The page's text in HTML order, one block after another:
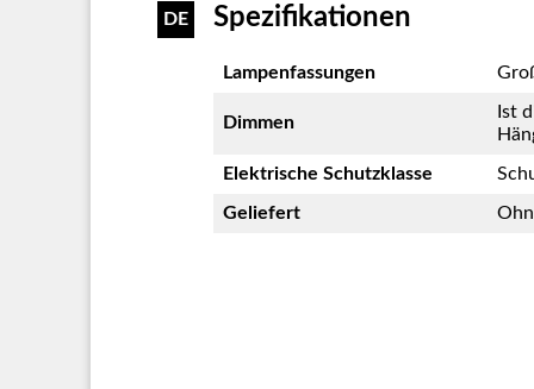
DE Spezifikationen
Lampenfassungen
Dimmen
Ist
Elektrische Schutzklasse
Geliefert